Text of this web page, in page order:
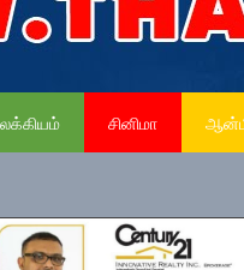
சினிமா